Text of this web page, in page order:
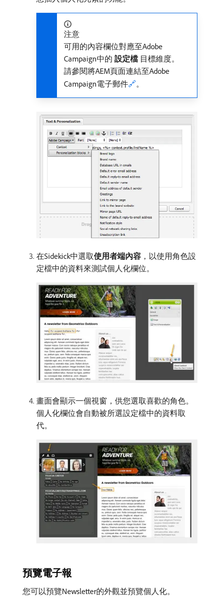
注意
可用的內容欄位對應至Adobe
Campaign中的​ 設定檔 ​目標維度。
請參閱將AEM頁面連結至Adobe
Campaign電子郵件🔗。
在Sidekick中選取​使用者端內容 ，以使用角色設
定檔中的資料來測試個人化欄位。
畫面會顯示一個視窗，供您選取喜歡的角色。
個人化欄位會自動被所選設定檔中的資料取
代。
預覽電子報
您可以預覽Newsletter的外觀並預覽個人化。